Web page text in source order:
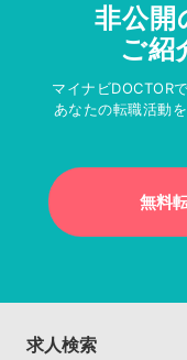
非公開
ご紹
マイナビDOCTOR
あなたの転職活動
無料
求人検索